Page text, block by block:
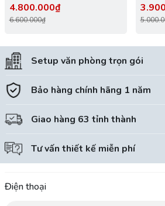
4.800.000₫
6.600.000₫
Setup văn phòng trọn gói
Bảo hàng chính hãng 1 năm
Giao hàng 63 tỉnh thành
Tư vấn thiết kế miễn phí
Điện thoại